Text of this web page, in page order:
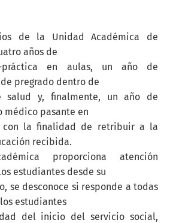
de la Unidad Académica de
años de
práctica en aulas, un año de
pregrado dentro de
salud y, finalmente, un año de
médico pasante en
con la finalidad de retribuir a la
recibida.
proporciona atención
estudiantes desde su
se desconoce si responde a todas
estudiantes
del inicio del servicio social,